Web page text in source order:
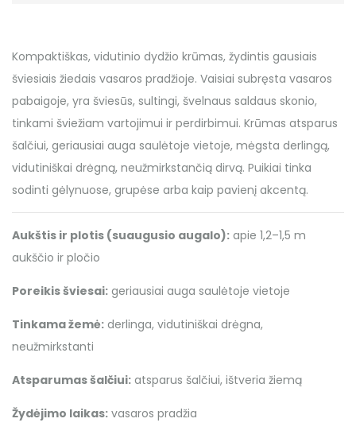
Kompaktiškas, vidutinio dydžio krūmas, žydintis gausiais
šviesiais žiedais vasaros pradžioje. Vaisiai subręsta vasaros
pabaigoje, yra šviesūs, sultingi, švelnaus saldaus skonio,
tinkami šviežiam vartojimui ir perdirbimui. Krūmas atsparus
šalčiui, geriausiai auga saulėtoje vietoje, mėgsta derlingą,
vidutiniškai drėgną, neužmirkstančią dirvą. Puikiai tinka
sodinti gėlynuose, grupėse arba kaip pavienį akcentą.
Aukštis ir plotis (suaugusio augalo): apie 1,2–1,5 m
aukščio ir pločio
Poreikis šviesai: geriausiai auga saulėtoje vietoje
Tinkama žemė: derlinga, vidutiniškai drėgna,
neužmirkstanti
Atsparumas šalčiui: atsparus šalčiui, ištveria žiemą
Žydėjimo laikas: vasaros pradžia